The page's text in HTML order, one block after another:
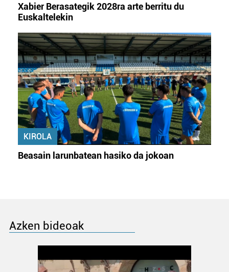
Xabier Berasategik 2028ra arte berritu du
Euskaltelekin
KIROLA
Beasain larunbatean hasiko da jokoan
Azken bideoak